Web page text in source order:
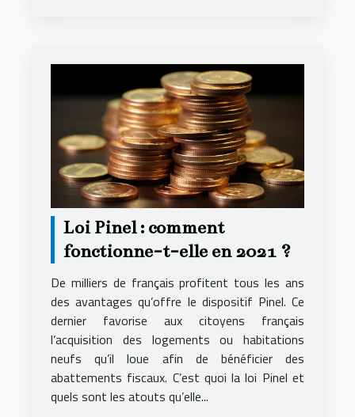
Loi Pinel : comment
fonctionne-t-elle en 2021 ?
De milliers de français profitent tous les ans
des avantages qu’offre le dispositif Pinel. Ce
dernier favorise aux citoyens français
l’acquisition des logements ou habitations
neufs qu’il loue afin de bénéficier des
abattements fiscaux. C’est quoi la loi Pinel et
quels sont les atouts qu’elle...